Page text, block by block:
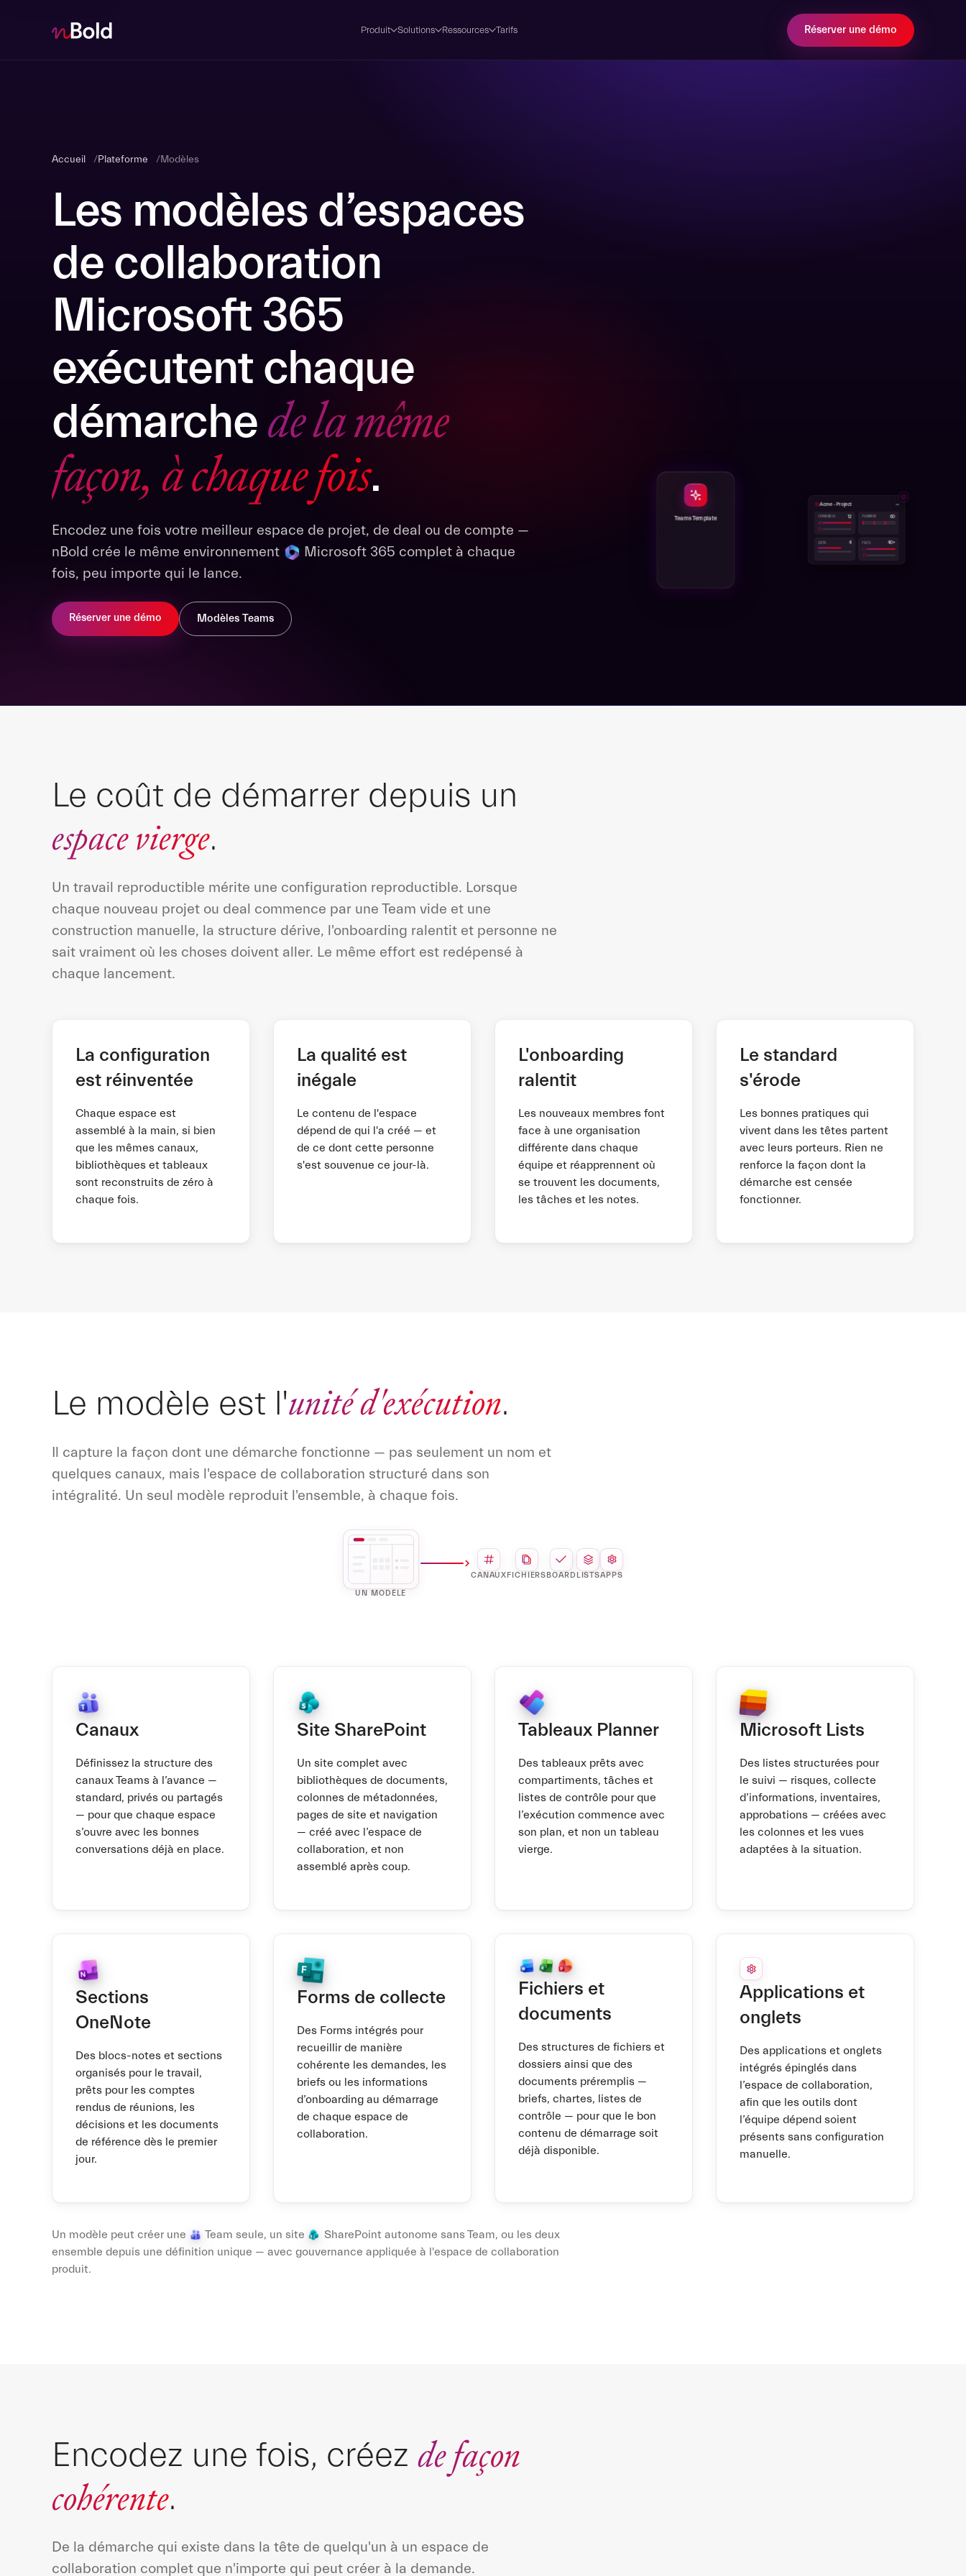
Produit Solutions Ressources Tarifs Réserver une démo
Accueil Plateforme Modèles
Les modèles d’espaces
de collaboration
Microsoft 365
exécutent chaque
démarchede la même
façon, à chaque fois.
Encodez une fois votre meilleur espace de projet, de deal ou de compte —
nBold crée le même environnement
Microsoft 365 complet à chaque
fois, peu importe qui le lance.
Réserver une démo Modèles Teams
Teams Template
Acme - Project
CHANNELS 12 PLANNER 60
LISTS 4 FILES 40+
Le coût de démarrer depuis un
espace vierge.
Un travail reproductible mérite une configuration reproductible. Lorsque
chaque nouveau projet ou deal commence par une Team vide et une
construction manuelle, la structure dérive, l'onboarding ralentit et personne ne
sait vraiment où les choses doivent aller. Le même effort est redépensé à
chaque lancement.
La configuration
est réinventée
Chaque espace est
assemblé à la main, si bien
que les mêmes canaux,
bibliothèques et tableaux
sont reconstruits de zéro à
chaque fois.
La qualité est
inégale
Le contenu de l'espace
dépend de qui l'a créé — et
de ce dont cette personne
s'est souvenue ce jour-là.
L'onboarding
ralentit
Les nouveaux membres font
face à une organisation
différente dans chaque
équipe et réapprennent où
se trouvent les documents,
les tâches et les notes.
Le standard
s'érode
Les bonnes pratiques qui
vivent dans les têtes partent
avec leurs porteurs. Rien ne
renforce la façon dont la
démarche est censée
fonctionner.
Le modèle est l'unité d'exécution.
Il capture la façon dont une démarche fonctionne — pas seulement un nom et
quelques canaux, mais l'espace de collaboration structuré dans son
intégralité. Un seul modèle reproduit l'ensemble, à chaque fois.
UN MODÈLE
CANAUXFICHIERSBOARD LISTSAPPS
Canaux
Définissez la structure des
canaux Teams à l’avance —
standard, privés ou partagés
— pour que chaque espace
s’ouvre avec les bonnes
conversations déjà en place.
Site SharePoint
Un site complet avec
bibliothèques de documents,
colonnes de métadonnées,
pages de site et navigation
— créé avec l’espace de
collaboration, et non
assemblé après coup.
Tableaux Planner
Des tableaux prêts avec
compartiments, tâches et
listes de contrôle pour que
l’exécution commence avec
son plan, et non un tableau
vierge.
Microsoft Lists
Des listes structurées pour
le suivi — risques, collecte
d’informations, inventaires,
approbations — créées avec
les colonnes et les vues
adaptées à la situation.
Sections
OneNote
Des blocs-notes et sections
organisés pour le travail,
prêts pour les comptes
rendus de réunions, les
décisions et les documents
de référence dès le premier
jour.
Forms de collecte
Des Forms intégrés pour
recueillir de manière
cohérente les demandes, les
briefs ou les informations
d’onboarding au démarrage
de chaque espace de
collaboration.
Fichiers et
documents
Des structures de fichiers et
dossiers ainsi que des
documents préremplis —
briefs, chartes, listes de
contrôle — pour que le bon
contenu de démarrage soit
déjà disponible.
Applications et
onglets
Des applications et onglets
intégrés épinglés dans
l’espace de collaboration,
afin que les outils dont
l’équipe dépend soient
présents sans configuration
manuelle.
Un modèle peut créer une Team seule, un site
SharePoint autonome sans Team, ou les deux
ensemble depuis une définition unique — avec gouvernance appliquée à l'espace de collaboration
produit.
Encodez une fois, créez de façon
cohérente.
De la démarche qui existe dans la tête de quelqu'un à un espace de
collaboration complet que n'importe qui peut créer à la demande.